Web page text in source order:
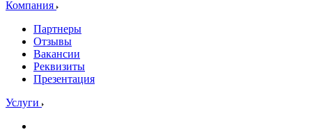
Компания
Партнеры
Отзывы
Вакансии
Реквизиты
Презентация
Услуги